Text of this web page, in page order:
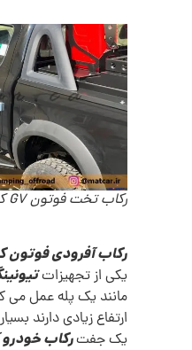
رکاب تخت فوتون G7 کمل آفرود
رکاب آفرودی فوتون
یکی از تجهیزات
مانند یک پله عمل می
ارتفاع زیادی دارند
یک جفترکاب